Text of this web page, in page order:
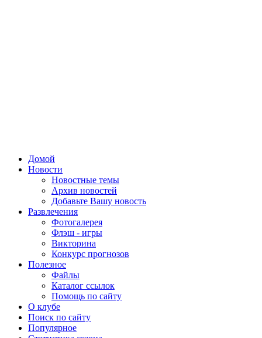
Домой
Новости
Новостные темы
Архив новостей
Добавьте Вашу новость
Развлечения
Фотогалерея
Флэш - игры
Викторина
Конкурс прогнозов
Полезное
Файлы
Каталог ссылок
Помощь по сайту
О клубе
Поиск по сайту
Популярное